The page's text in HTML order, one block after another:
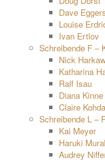
Dave
Louise
Ivan Ertlov
Schreibende F –
Nick
Katharina
Ralf Isau
Diana Kinne
Claire Kohda
Schreibende L –
Kai Meyer
Haruki
Audrey